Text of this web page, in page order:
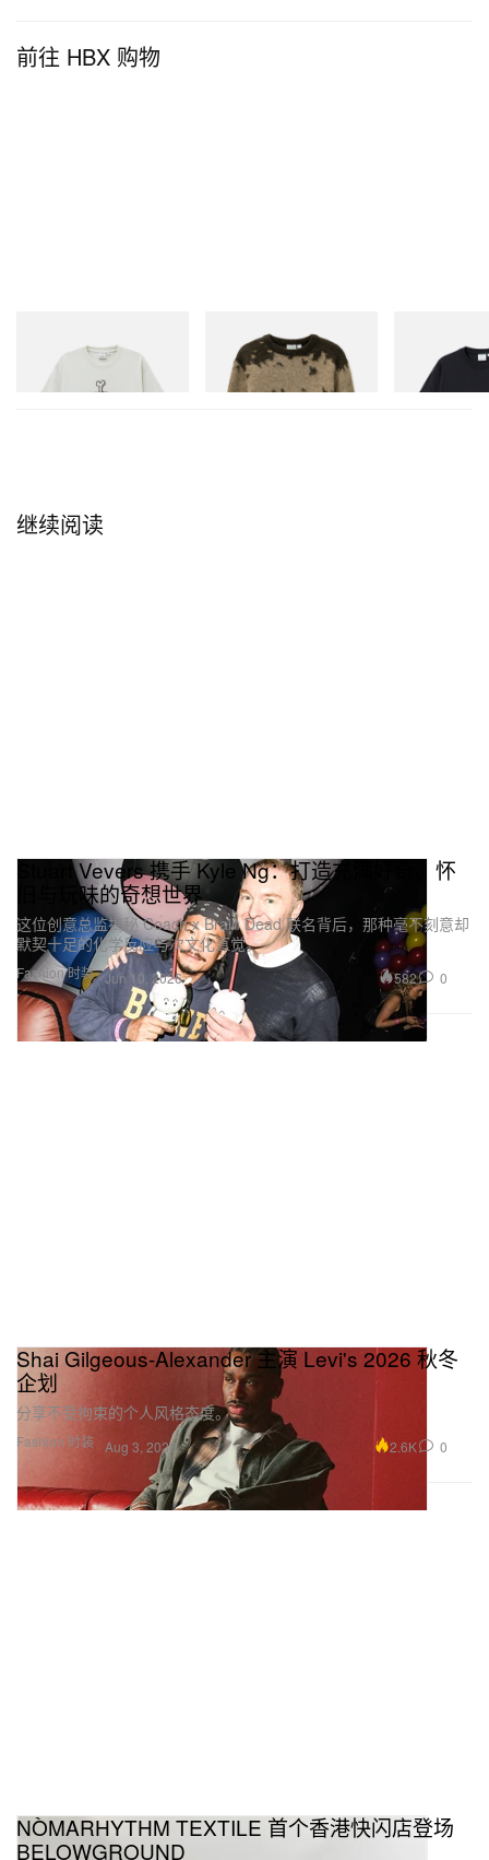
戏感与不适感之间的感官体验。
来的，来自不断重复、不断试错，以及认真倾听别人
如何回应我的作品。
当时在上人体课程，学习躯体结构、骨骼和肌肉，所
在 Instagram 上查看这条帖子
「我更感兴趣的是搭建一种场
域，让人们先去感受，再开始
思考。」
小就接受了非常严格的油画和素描训练。
前往 HBX 购物
Bone Tee Pigment Dyed
立刻购入
Mohair Splatter Sweater
立刻购入
One Point
立刻购入
继续阅读
Fashion 时装
Stuart Vevers 携手 Kyle Ng：打造充满好奇、怀
旧与玩味的奇想世界
这位创意总监揭秘 Coach x Brain Dead 联名背后，那种毫不刻意却
默契十足的化学反应与次文化直觉。
Jun 10, 2026 582 0
Fashion 时装
Shai Gilgeous-Alexander 主演 Levi's 2026 秋冬
企划
分享不受拘束的个人风格态度。
Aug 3, 2026 2.6K 0
NÒMARHYTHM TEXTILE 首个香港快闪店登场
BELOWGROUND